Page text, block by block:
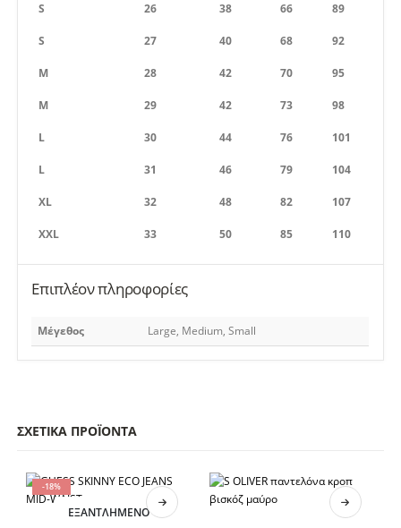
S 26 38 66 89
S 27 40 68 92
M 28 42 70 95
M 29 42 73 98
L 30 44 76 101
L 31 46 79 104
XL 32 48 82 107
XXL 33 50 85 110
Επιπλέον πληροφορίες
Μέγεθος Large, Medium, Small
ΣΧΕΤΙΚΆ ΠΡΟΪΌΝΤΑ
-18%
ΕΞΑΝΤΛΗΜΈΝΟ
Αυτό το προϊόν έχει πολλαπλές παραλλαγές. Οι επιλογές μπορούν να επιλεγούν στη σελίδα του προϊόντος Αυτό το προϊόν έχει πολλαπλές παραλλαγές. Οι επιλογές μπορούν να επιλεγούν στη σελίδα του προϊόντος